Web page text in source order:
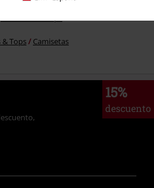
& Tops Camisetas
15%
descuento